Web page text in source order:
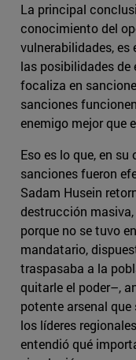
La principal
conocimiento del
vulnerabilidades,
las posibilidades de
focaliza en
sanciones
enemigo mejor que
Eso es lo que, en
sanciones fueron
Sadam Husein
destrucción
porque no se tuvo
mandatario,
traspasaba a la
quitarle el poder–,
potente arsenal
los líderes
entendió qué